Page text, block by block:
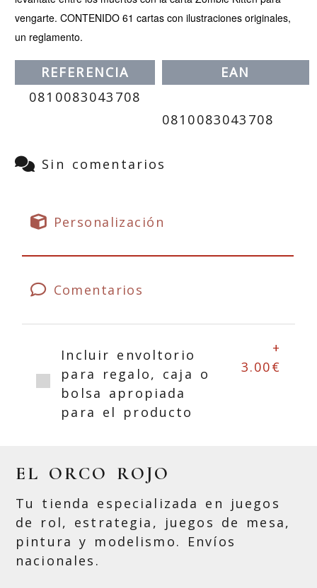
vengarte. CONTENIDO 61 cartas con ilustraciones originales,
un reglamento.
REFERENCIA
0810083043708
EAN
0810083043708
Sin comentarios
Personalización
Comentarios
Incluir envoltorio
para regalo, caja o
bolsa apropiada
para el producto
+
3.00€
EL ORCO ROJO
Tu tienda especializada en juegos
de rol, estrategia, juegos de mesa,
pintura y modelismo. Envíos
nacionales.